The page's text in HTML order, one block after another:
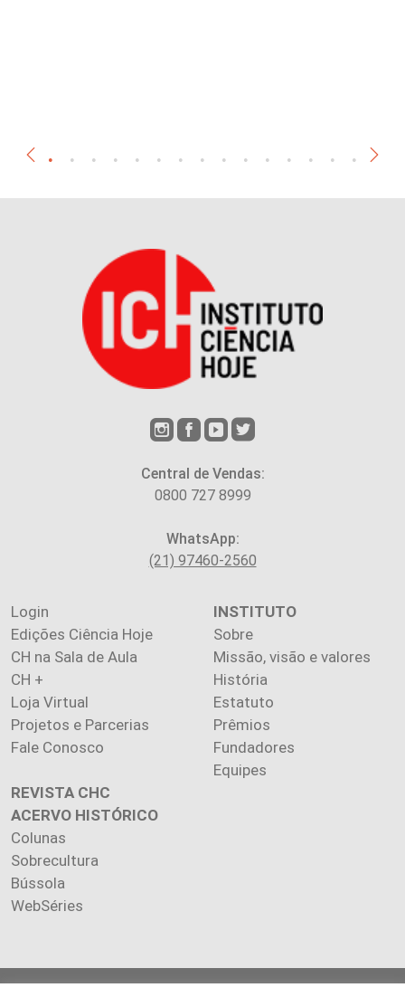
Central de Vendas:
0800 727 8999
WhatsApp:
(21) 97460-2560
Login
Edições Ciência Hoje
CH na Sala de Aula
CH +
Loja Virtual
Projetos e Parcerias
Fale Conosco
INSTITUTO
Sobre
Missão, visão e valores
História
Estatuto
Prêmios
Fundadores
Equipes
REVISTA CHC
ACERVO HISTÓRICO
Colunas
Sobrecultura
Bússola
WebSéries